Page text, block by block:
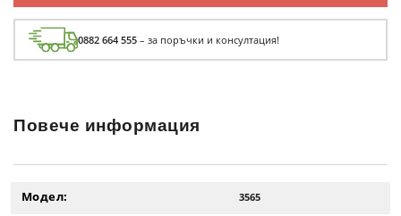
0882 664 555 – за поръчки и консултация!
Повече информация
Модел: 3565